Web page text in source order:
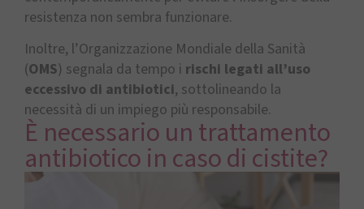
resistenza non sembra funzionare.
Inoltre, l’Organizzazione Mondiale della Sanità
(OMS) segnala da tempo i rischi legati all’uso
eccessivo di antibiotici, sottolineando la
necessità di un impiego più responsabile.
È necessario un trattamento
antibiotico in caso di cistite?